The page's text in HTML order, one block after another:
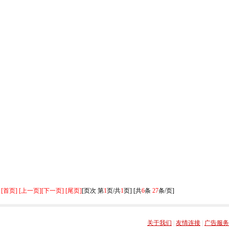
[首页] [上一页][下一页] [尾页][页次 第1页/共1页] [共6条 27条/页]
关于我们 友情连接 广告服务